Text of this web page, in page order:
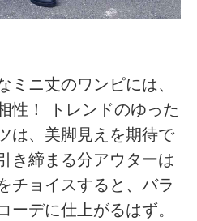
ミニ丈のワンピには、
性！ トレンドのゆった
は、美脚見えを期待で
き締まる分アウターは
チョイスすると、バラ
ーデに仕上がるはず。